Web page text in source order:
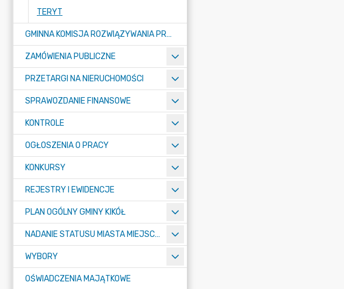
TERYT
GMINNA KOMISJA ROZWIĄZYWANIA PROBLEMÓW ALKOHOLOWYCH
ZAMÓWIENIA PUBLICZNE
PRZETARGI NA NIERUCHOMOŚCI
SPRAWOZDANIE FINANSOWE
KONTROLE
OGŁOSZENIA O PRACY
KONKURSY
REJESTRY I EWIDENCJE
PLAN OGÓLNY GMINY KIKÓŁ
NADANIE STATUSU MIASTA MIEJSCOWOŚCI KIKÓŁ
WYBORY
OŚWIADCZENIA MAJĄTKOWE